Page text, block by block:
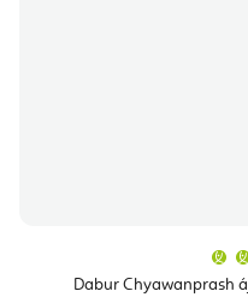
Dabur Chyawanprash